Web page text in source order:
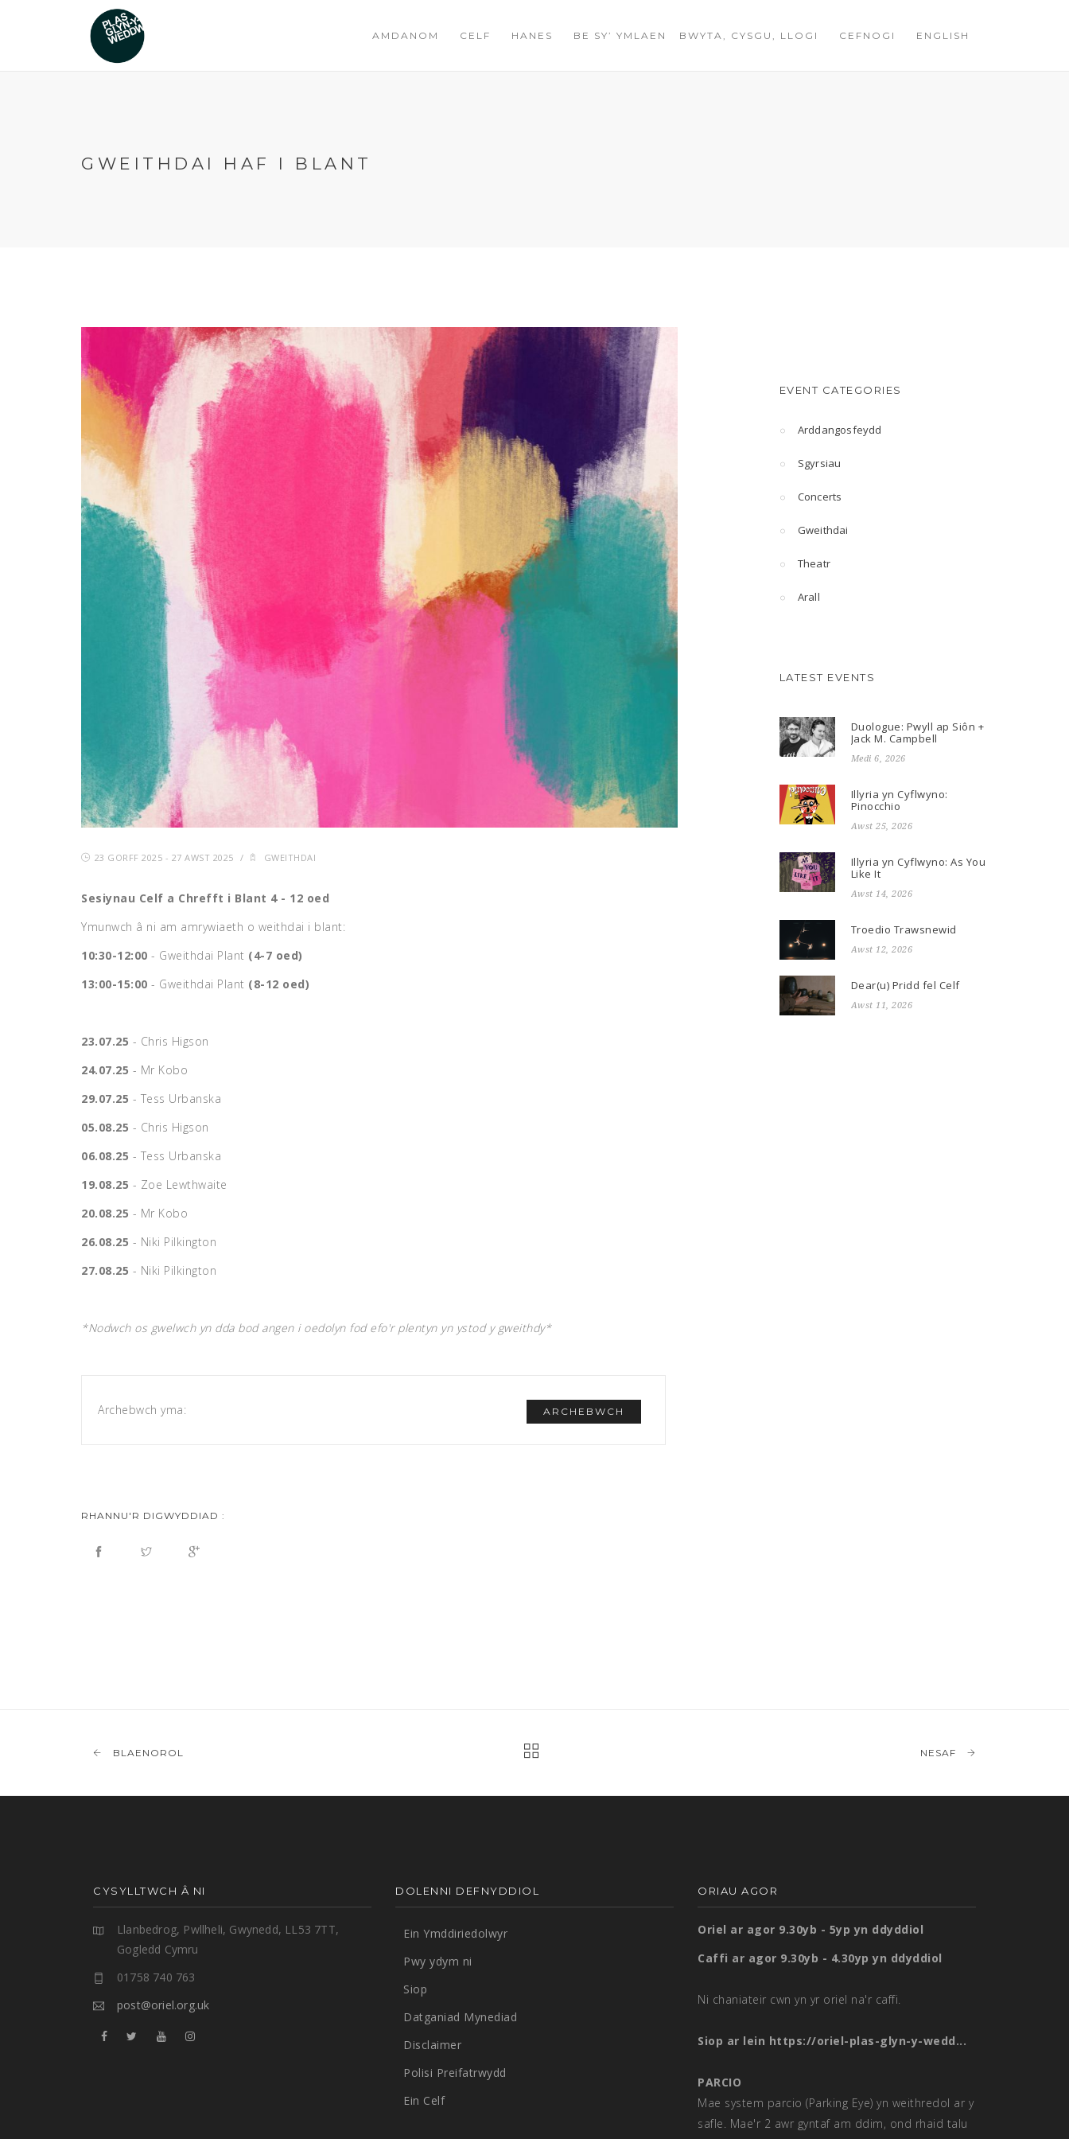
AMDANOM CELF HANES BE SY’ YMLAEN BWYTA, CYSGU, LLOGI CEFNOGI ENGLISH
GWEITHDAI HAF I BLANT
23 GORFF 2025 - 27 AWST 2025 / GWEITHDAI
Sesiynau Celf a Chrefft i Blant 4 - 12 oed
Ymunwch â ni am amrywiaeth o weithdai i blant:
10:30-12:00 - Gweithdai Plant (4-7 oed)
13:00-15:00 - Gweithdai Plant (8-12 oed)
23.07.25 - Chris Higson
24.07.25 - Mr Kobo
29.07.25 - Tess Urbanska
05.08.25 - Chris Higson
06.08.25 - Tess Urbanska
19.08.25 - Zoe Lewthwaite
20.08.25 - Mr Kobo
26.08.25 - Niki Pilkington
27.08.25 - Niki Pilkington
*Nodwch os gwelwch yn dda bod angen i oedolyn fod efo'r plentyn yn ystod y gweithdy*
ARCHEBWCH
Archebwch yma:
RHANNU'R DIGWYDDIAD :
EVENT CATEGORIES
Arddangosfeydd
Sgyrsiau
Concerts
Gweithdai
Theatr
Arall
LATEST EVENTS
Duologue: Pwyll ap Siôn +
Jack M. Campbell
Medi 6, 2026
Illyria yn Cyflwyno:
Pinocchio
Awst 25, 2026
Illyria yn Cyflwyno: As You
Like It
Awst 14, 2026
Troedio Trawsnewid
Awst 12, 2026
Dear(u) Pridd fel Celf
Awst 11, 2026
BLAENOROL NESAF
CYSYLLTWCH Â NI
Llanbedrog, Pwllheli, Gwynedd, LL53 7TT,
Gogledd Cymru
01758 740 763
post@oriel.org.uk
DOLENNI DEFNYDDIOL
Ein Ymddiriedolwyr
Pwy ydym ni
Siop
Datganiad Mynediad
Disclaimer
Polisi Preifatrwydd
Ein Celf
ORIAU AGOR
Oriel ar agor 9.30yb - 5yp yn ddyddiol
Caffi ar agor 9.30yb - 4.30yp yn ddyddiol
Ni chaniateir cwn yn yr oriel na'r caffi.
Siop ar lein https://oriel-plas-glyn-y-wedd...
PARCIO
Mae system parcio (Parking Eye) yn weithredol ar y
safle. Mae'r 2 awr gyntaf am ddim, ond rhaid talu